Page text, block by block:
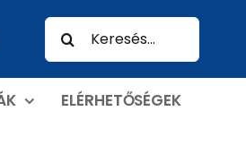
Keresés...
ELÉRHETŐSÉGEK